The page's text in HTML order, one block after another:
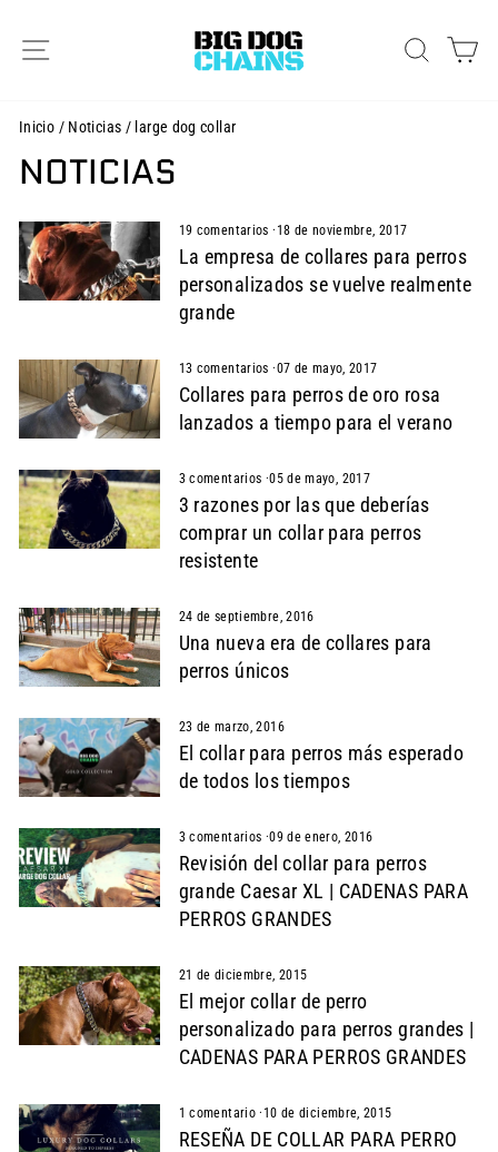
BUSCAR
Inicio / Noticias / large dog collar
NOTICIAS
19 comentarios· 18 de noviembre, 2017
La empresa de collares para perros
personalizados se vuelve realmente
grande
13 comentarios·07 de mayo, 2017
Collares para perros de oro rosa
lanzados a tiempo para el verano
3 comentarios ·05 de mayo, 2017
3 razones por las que deberías
comprar un collar para perros
resistente
24 de septiembre, 2016
Una nueva era de collares para
perros únicos
23 de marzo, 2016
El collar para perros más esperado
de todos los tiempos
3 comentarios ·09 de enero, 2016
Revisión del collar para perros
grande Caesar XL | CADENAS PARA
PERROS GRANDES
21 de diciembre, 2015
El mejor collar de perro
personalizado para perros grandes |
CADENAS PARA PERROS GRANDES
1 comentario· 10 de diciembre, 2015
RESEÑA DE COLLAR PARA PERRO